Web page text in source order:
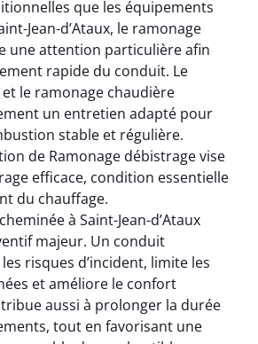
que les équipements
Jean-d’Ataux, le ramonage
une attention particulière afin
rapide du conduit. Le
le ramonage chaudière
un entretien adapté pour
stable et régulière.
de Ramonage débistrage vise
efficace, condition essentielle
du chauffage.
à Saint-Jean-d’Ataux
majeur. Un conduit
risques d’incident, limite les
et améliore le confort
aussi à prolonger la durée
tout en favorisant une